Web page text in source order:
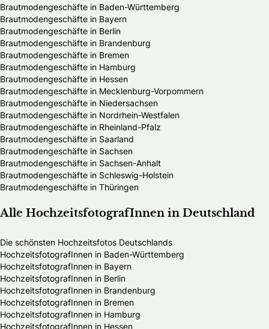
Brautmodengeschäfte in Baden-Württemberg
Brautmodengeschäfte in Bayern
Brautmodengeschäfte in Berlin
Brautmodengeschäfte in Brandenburg
Brautmodengeschäfte in Bremen
Brautmodengeschäfte in Hamburg
Brautmodengeschäfte in Hessen
Brautmodengeschäfte in Mecklenburg-Vorpommern
Brautmodengeschäfte in Niedersachsen
Brautmodengeschäfte in Nordrhein-Westfalen
Brautmodengeschäfte in Rheinland-Pfalz
Brautmodengeschäfte in Saarland
Brautmodengeschäfte in Sachsen
Brautmodengeschäfte in Sachsen-Anhalt
Brautmodengeschäfte in Schleswig-Holstein
Brautmodengeschäfte in Thüringen
Alle HochzeitsfotografInnen in Deutschland
Die schönsten Hochzeitsfotos Deutschlands
HochzeitsfotografInnen in Baden-Württemberg
HochzeitsfotografInnen in Bayern
HochzeitsfotografInnen in Berlin
HochzeitsfotografInnen in Brandenburg
HochzeitsfotografInnen in Bremen
HochzeitsfotografInnen in Hamburg
HochzeitsfotografInnen in Hessen